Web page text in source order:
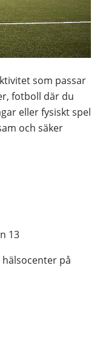
som passar
fotboll där du
eller fysiskt spel
och säker
13
på